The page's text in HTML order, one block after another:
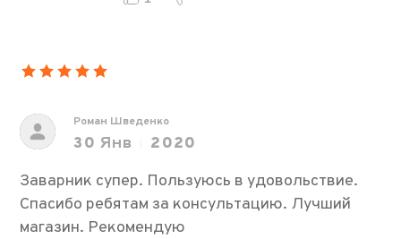
Роман Шведенко
30 Янв
2020
Заварник супер. Пользуюсь в удовольствие.
Спасибо ребятам за консультацию. Лучший
магазин. Рекомендую